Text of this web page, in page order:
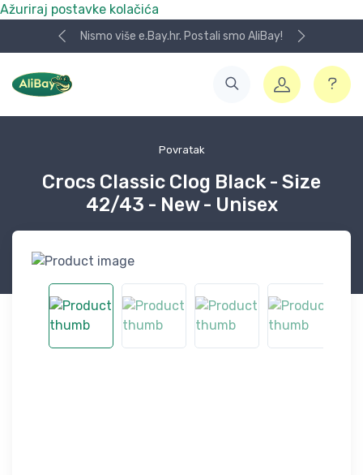
Ažuriraj postavke kolačića
Nismo više e.Bay.hr. Postali smo AliBay!
Povratak
Crocs Classic Clog Black - Size
42/43 - New - Unisex